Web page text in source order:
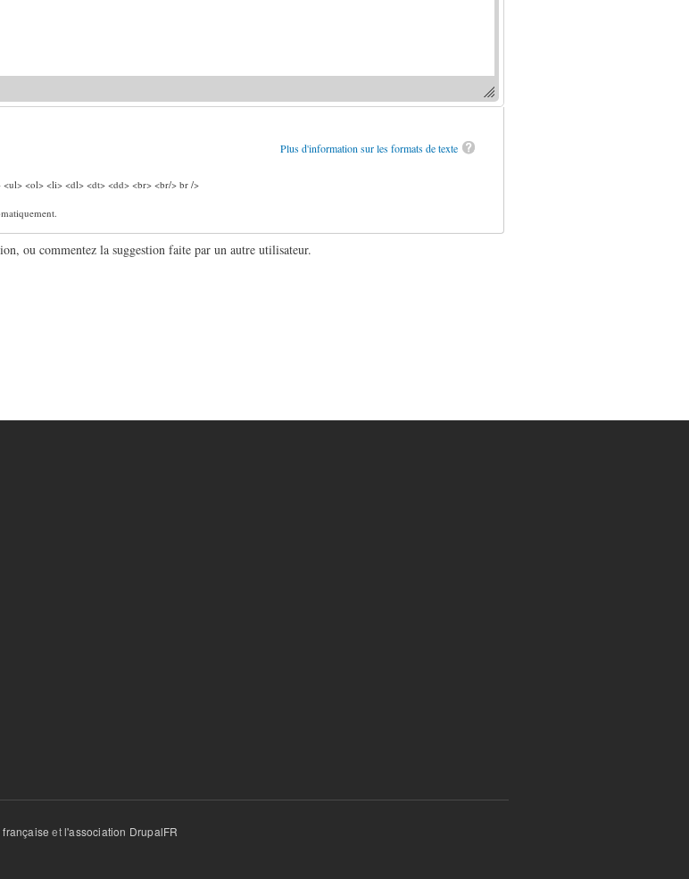
Plus d'information sur les formats de texte
<ul> <ol> <li> <dl> <dt> <dd> <br> <br/> br />
ou commentez la suggestion faite par un autre utilisateur.
etl'association DrupalFR